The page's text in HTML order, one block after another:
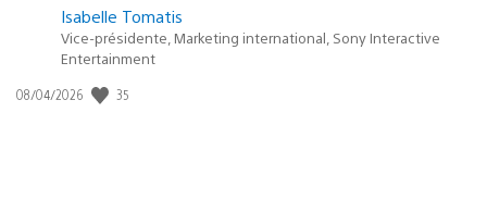
Isabelle Tomatis
Vice-présidente, Marketing international, Sony Interactive
Entertainment
Date
08/04/2026 35